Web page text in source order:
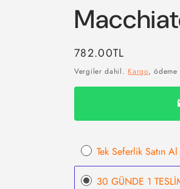
Normal
fiyat
782.00TL
Vergiler dahil. Kargo, ödeme
Tek Seferlik Satın Al
30 GÜNDE 1